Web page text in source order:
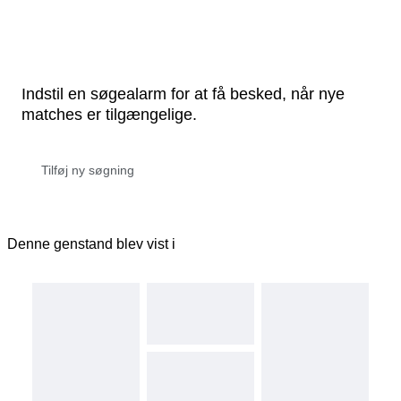
Indstil en søgealarm for at få besked, når nye
matches er tilgængelige.
Denne genstand blev vist i